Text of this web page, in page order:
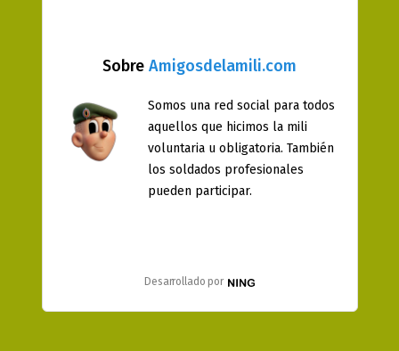
Sobre Amigosdelamili.com
Somos una red social para todos
aquellos que hicimos la mili
voluntaria u obligatoria. También
los soldados profesionales
pueden participar.
Desarrollado por